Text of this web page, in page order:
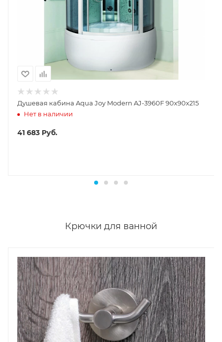
Душевая кабина Aqua Joy Modern AJ-3960F 90x90x215
Нет в наличии
41 683 Руб.
Крючки для ванной